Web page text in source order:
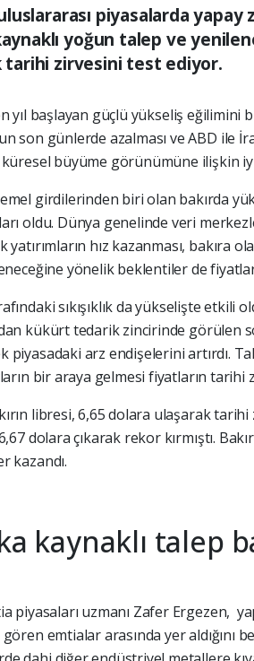
piyasalarda yapay
yoğun talep ve
tarihi zirvesini test ediyor.
yıl başlayan güçlü yükseliş eğilimini
son günlerde azalması ve ABD ile
büyüme görünümüne ilişkin
girdilerinden biri olan bakırda
oldu. Dünya genelinde veri
hız kazanması, bakıra
yönelik beklentiler de
sıkışıklık da yükselişte etkili
kükürt tedarik zincirinde görülen
piyasadaki arz endişelerini artırdı.
bir araya gelmesi fiyatların
libresi, 6,65 dolara ulaşarak tarihi
dolara çıkarak rekor kırmıştı.
kazandı.
kaynaklı talep
piyasaları uzmanı Zafer Ergezen,
emtialar arasında yer aldığını